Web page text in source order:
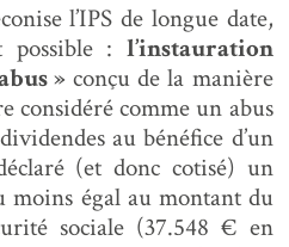
l’IPS de longue date,
possible : l’instauration
» conçu de la manière
considéré comme un abus
au bénéfice d’un
(et donc cotisé) un
moins égal au montant du
sociale (37.548 € en